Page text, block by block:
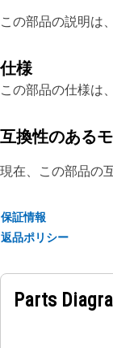
この部品の説明は
仕様
この部品の仕様は
互換性のある
現在、この部品の
保証情報
返品ポリシー
Parts